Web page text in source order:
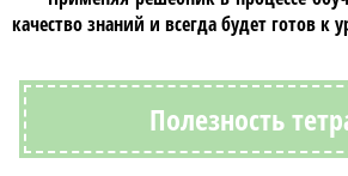
качество знаний и всегда будет готов к
Полезность